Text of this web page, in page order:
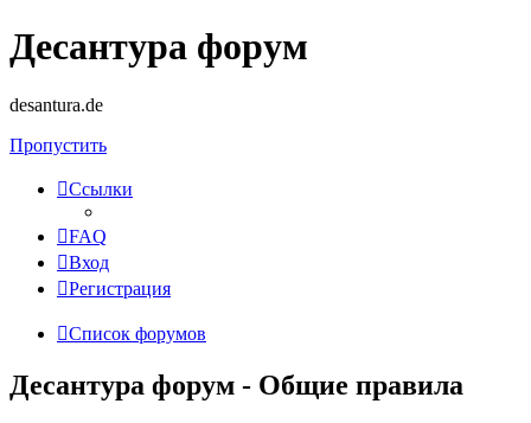
Десантура форум
desantura.de
Пропустить
Ссылки
FAQ
Вход
Регистрация
Список форумов
Десантура форум - Общие правила